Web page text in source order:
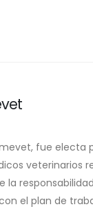
fue electa
veterinarios
la
el plan de